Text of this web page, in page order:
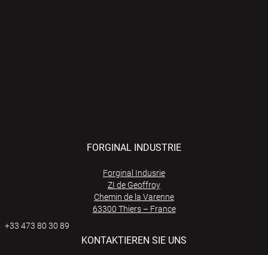
FORGINAL INDUSTRIE
Forginal Indusrie
ZI de Geoffroy
Chemin de la Varenne
63300 Thiers – France
+33 473 80 30 89
KONTAKTIEREN SIE UNS